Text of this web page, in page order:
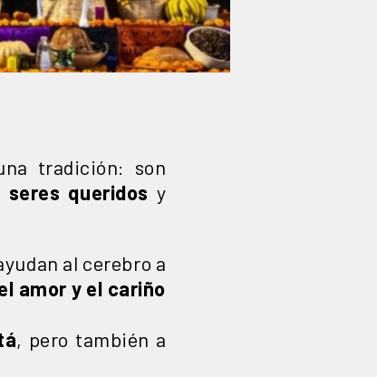
tradición: son
queridos y
al cerebro a
amor y el cariño
, pero también a